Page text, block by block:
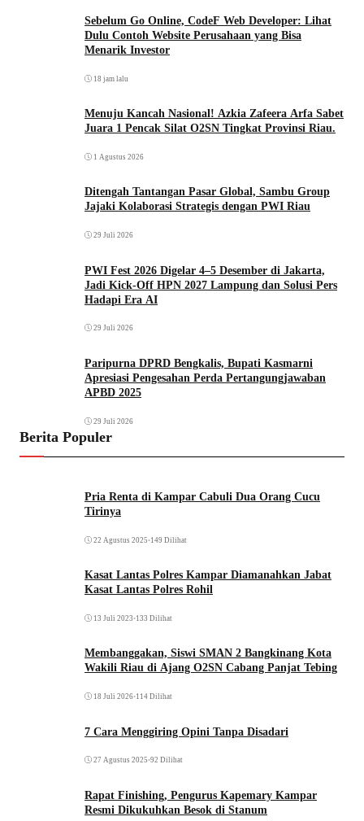
Sebelum Go Online, CodeF Web Developer: Lihat
Dulu Contoh Website Perusahaan yang Bisa
Menarik Investor
18 jam lalu
Menuju Kancah Nasional! Azkia Zafeera Arfa Sabet
Juara 1 Pencak Silat O2SN Tingkat Provinsi Riau.
1 Agustus 2026
Ditengah Tantangan Pasar Global, Sambu Group
Jajaki Kolaborasi Strategis dengan PWI Riau
29 Juli 2026
PWI Fest 2026 Digelar 4–5 Desember di Jakarta,
Jadi Kick-Off HPN 2027 Lampung dan Solusi Pers
Hadapi Era AI
29 Juli 2026
Paripurna DPRD Bengkalis, Bupati Kasmarni
Apresiasi Pengesahan Perda Pertangungjawaban
APBD 2025
29 Juli 2026
Berita Populer
Pria Renta di Kampar Cabuli Dua Orang Cucu
Tirinya
22 Agustus 2025 •149 Dilihat
Kasat Lantas Polres Kampar Diamanahkan Jabat
Kasat Lantas Polres Rohil
13 Juli 2023 •133 Dilihat
Membanggakan, Siswi SMAN 2 Bangkinang Kota
Wakili Riau di Ajang O2SN Cabang Panjat Tebing
18 Juli 2026•114 Dilihat
7 Cara Menggiring Opini Tanpa Disadari
27 Agustus 2025 •92 Dilihat
Rapat Finishing, Pengurus Kapemary Kampar
Resmi Dikukuhkan Besok di Stanum